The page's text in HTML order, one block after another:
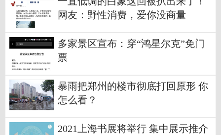
网友：野性消费，爱你没商量
多家景区宣布：穿“鸿星尔克”免门
票
暴雨把郑州的楼市彻底打回原形 你
怎么看？
2021上海书展将举行 集中展示推介